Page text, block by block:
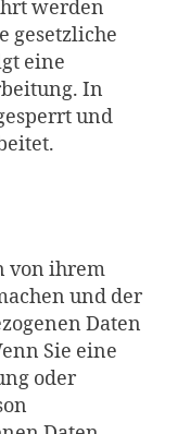
werden
gesetzliche
eine
In
und
von ihrem
und der
Daten
Sie eine
oder